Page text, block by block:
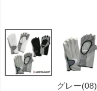
グレー(08)